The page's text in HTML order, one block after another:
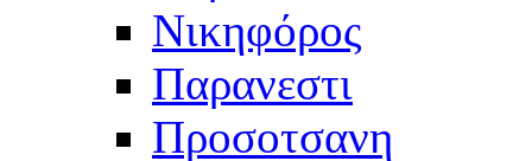
Νικηφόρος
Παρανεστι
Προσοτσανη